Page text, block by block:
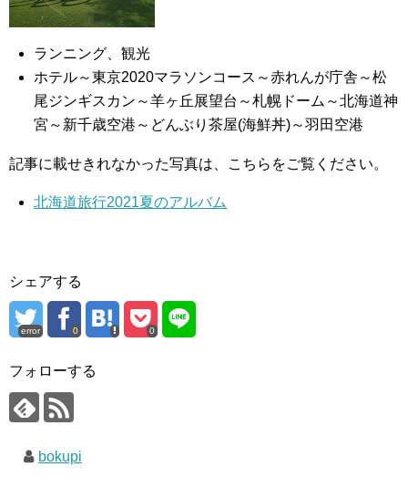
ランニング、観光
ホテル～東京2020マラソンコース～赤れんが庁舎～松
尾ジンギスカン～羊ヶ丘展望台～札幌ドーム～北海道神
宮～新千歳空港～どんぶり茶屋(海鮮丼)～羽田空港
記事に載せきれなかった写真は、こちらをご覧ください。
北海道旅行2021夏のアルバム
シェアする
error 0 0
フォローする
bokupi